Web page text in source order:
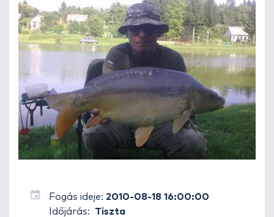
Fogás ideje: 2010-08-18 16:00:00
Időjárás:
Tiszta